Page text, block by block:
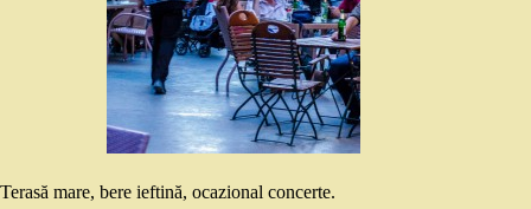
Terasă mare, bere ieftină, ocazional concerte.